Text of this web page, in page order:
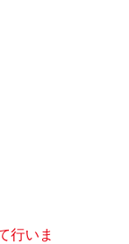
行いま